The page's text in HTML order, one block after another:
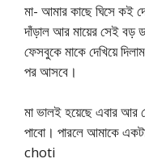
মা- আমার কাছে ঘিসে কই
দাঁড়াল আর মায়ের সেই বড়
ফেসবুকে মাকে দেখিয়ে
পর আসবে।
মা ভালই হয়েছে এবার আর
পাবো। পারলে আমাকে
choti